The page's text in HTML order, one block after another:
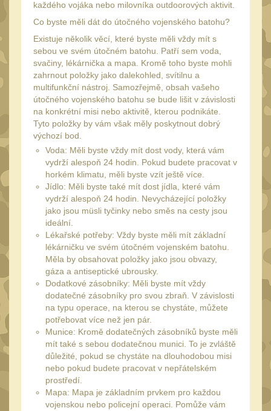
.243 .260 (6.5mm) 7
.270 .280 (7mm)
.30 .308 (7.62mm)10
12GA, 20GA14
.40 .41 10
.44 .45 11
.357 .38 (9mm)
19118
Náradie a nástroje33
AR15 19
AK47
.22
.223 (5.56mm)8
.243 .260 (6.5mm)
.270 .280 (7mm) 7
.30 .308 (7.62mm)11
12GA, 20GA 10
.40 .416
.44 .456
.357 .38 (9mm)
každého vojáka nebo milovníka outdoorových aktivit.
Co byste měli dát do útočného vojenského batohu?
Existuje několik věcí, které byste měli vždy mít s
sebou ve svém útočném batohu. Patří sem voda,
svačiny, lékárnička a mapa. Kromě toho byste mohli
zahrnout položky jako dalekohled, svítilnu a
multifunkční nástroj. Samozřejmě, obsah vašeho
útočného vojenského batohu se bude lišit v závislosti
na konkrétní misi nebo aktivitě, kterou podnikáte.
Tyto položky by vám však měly poskytnout dobrý
výchozí bod.
Voda: Měli byste vždy mít dost vody, která vám
vydrží alespoň 24 hodin. Pokud budete pracovat v
horkém klimatu, měli byste vzít ještě více.
Jídlo: Měli byste také mít dost jídla, které vám
vydrží alespoň 24 hodin. Nevycházející položky
jako jsou müsli tyčinky nebo směs na cesty jsou
ideální.
Lékařské potřeby: Vždy byste měli mít základní
lékárničku ve svém útočném vojenském batohu.
Měla by obsahovat položky jako jsou obvazy,
gáza a antiseptické ubrousky.
Dodatkové zásobníky: Měli byste mít vždy
dodatečné zásobníky pro svou zbraň. V závislosti
na typu operace, na kterou se chystáte, můžete
potřebovat více než jen pár.
Munice: Kromě dodatečných zásobníků byste měli
mít také s sebou dodatečnou munici. To je zvláště
důležité, pokud se chystáte na dlouhodobou misi
nebo pokud budete pracovat v nepřátelském
prostředí.
Mapa: Mapa je základním prvkem pro každou
vojenskou nebo policejní operaci. Pomůže vám